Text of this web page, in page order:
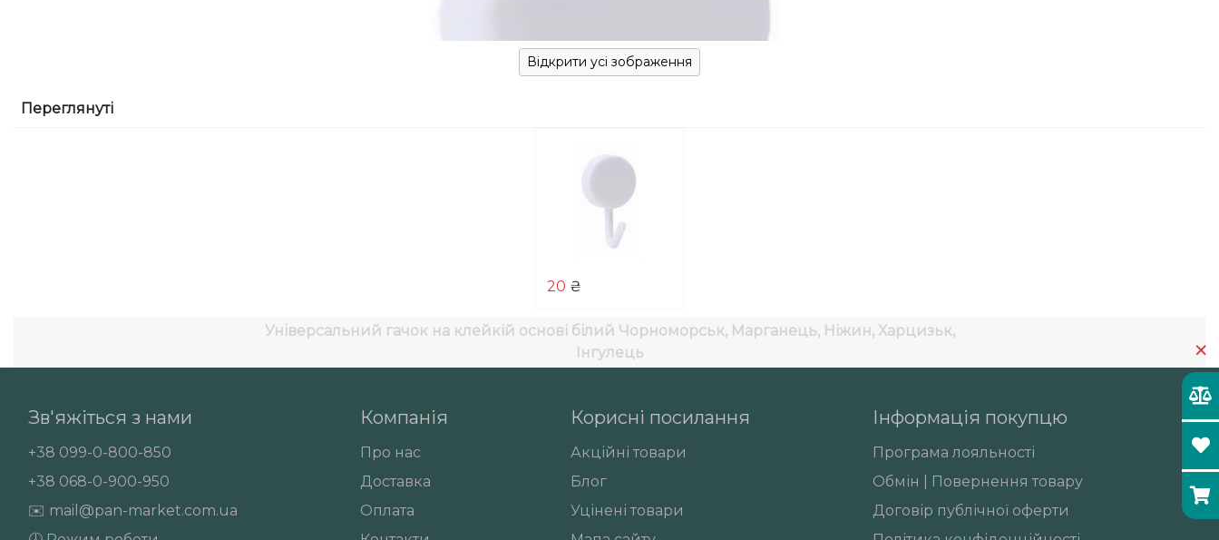
×
Відкрити усі зображення
Переглянуті
20 ₴
Універсальний гачок на клейкій основі білий Чорноморськ, Марганець, Ніжин, Харцизьк,
Інгулець
Зв'яжіться з нами
+38 099-0-800-850
+38 068-0-900-950
✉️ mail@pan-market.com.ua
Компанія
Про нас
Доставка
Оплата
Корисні посилання
Акційні товари
Блог
Уцінені товари
Інформація покупцю
Програма лояльності
Обмін | Повернення товару
Договір публічної оферти